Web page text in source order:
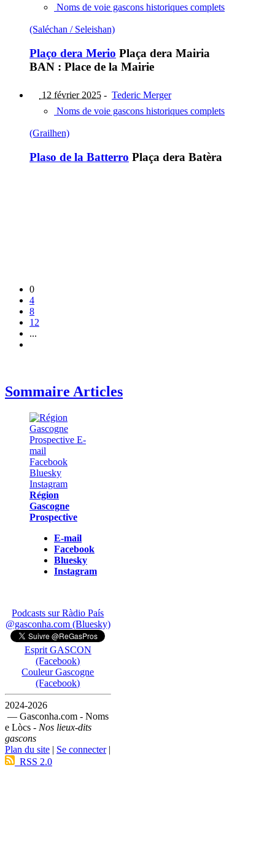
Noms de voie gascons historiques complets
(Saléchan / Seleishan)
Plaço dera Merio Plaça dera Mairia
BAN : Place de la Mairie
12 février 2025 - Tederic Merger
Noms de voie gascons historiques complets
(Grailhen)
Plaso de la Batterro Plaça dera Batèra
0
4
8
12
...
Sommaire Articles
Région
Gascogne
Prospective
E-mail
Facebook
Bluesky
Instagram
Podcasts sur Ràdio País
@gasconha.com (Bluesky)
Esprit GASCON
(Facebook)
Couleur Gascogne
(Facebook)
2024-2026
— Gasconha.com - Noms
e Lòcs - Nos lieux-dits
gascons
Plan du site | Se connecter|
RSS 2.0